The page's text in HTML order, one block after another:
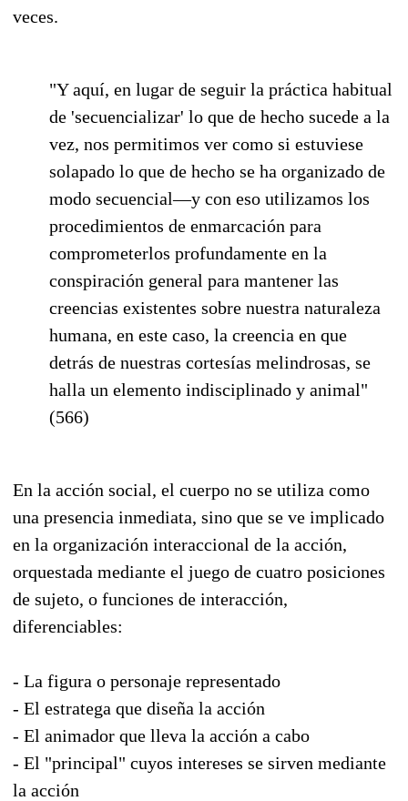
veces.
"Y aquí, en lugar de seguir la práctica habitual
de 'secuencializar' lo que de hecho sucede a la
vez, nos permitimos ver como si estuviese
solapado lo que de hecho se ha organizado de
modo secuencial—y con eso utilizamos los
procedimientos de enmarcación para
comprometerlos profundamente en la
conspiración general para mantener las
creencias existentes sobre nuestra naturaleza
humana, en este caso, la creencia en que
detrás de nuestras cortesías melindrosas, se
halla un elemento indisciplinado y animal"
(566)
En la acción social, el cuerpo no se utiliza como
una presencia inmediata, sino que se ve implicado
en la organización interaccional de la acción,
orquestada mediante el juego de cuatro posiciones
de sujeto, o funciones de interacción,
diferenciables:
- La figura o personaje representado
- El estratega que diseña la acción
- El animador que lleva la acción a cabo
- El "principal" cuyos intereses se sirven mediante
la acción